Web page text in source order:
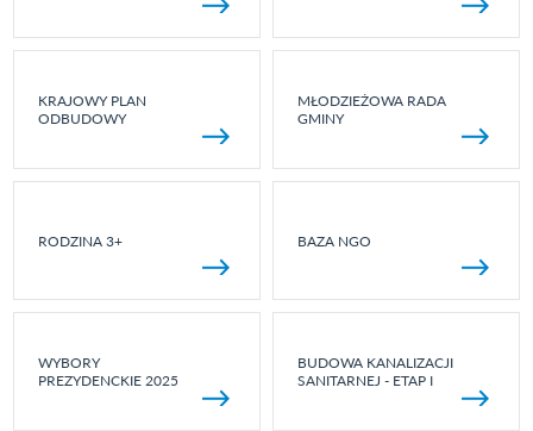
KRAJOWY PLAN
ODBUDOWY
MŁODZIEŻOWA RADA
GMINY
RODZINA 3+ BAZA NGO
WYBORY
PREZYDENCKIE 2025
BUDOWA KANALIZACJI
SANITARNEJ - ETAP I